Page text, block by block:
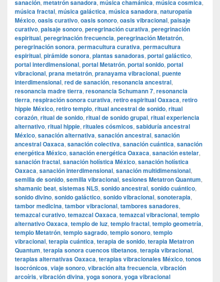
sanación, metatrón sanadora, música chamánica, música cosmica,
música fractal, música galáctica, música sanadora, naturopatía
México, oasis curativo, oasis sonoro, oasis vibracional, paisaje
curativo, paisaje sonoro, peregrinación curativa, peregrinación
espiritual, peregrinación frecuencia, peregrinación Metatrón,
peregrinación sonora, permacultura curativa, permacultura
espiritual, pirámide sonora, plantas sanadoras, portal galáctico,
portal interdimensional, portal Metatrón, portal sonido, portal
vibracional, prana metatrón, pranayama vibracional, puente
interdimensional, red de sanación, resonancia ancestral,
resonancia madre tierra, resonancia Schumann 7, resonancia
tierra, respiración sonora curativa, retiro espiritual Oaxaca, retiro
hippie México, retiro templo, ritual ancestral de sonido, ritual
corazón, ritual de sonido, ritual de sonido grupal, ritual experiencia
alternativo, ritual hippie, rituales cósmicos, sabiduría ancestral
México, sanación alternativa, sanación ancestral, sanación
ancestral Oaxaca, sanación colectiva, sanación cuántica, sanación
energética México, sanación energética Oaxaca, sanación estelar,
sanación fractal, sanación holística México, sanación holística
Oaxaca, sanación interdimensional, sanación multidimensional,
semilla de sonido, semilla vibracional, sesiones Metatron Quantum,
shamanic beat, sistemas NLS, sonido ancestral, sonido cuántico,
sonido divino, sonido galáctico, sonido vibracional, sonoterapia,
tambor medicina, tambor vibracional, tambores sanadores,
temazcal curativo, temazcal Oaxaca, temazcal vibracional, templo
alternativo Oaxaca, templo de luz, templo fractal, templo geometría,
templo Metatrón, templo sagrado, templo sonoro, templo
vibracional, terapia cuántica, terapia de sonido, terapia Metatron
Quantum, terapia sonora cuencos tibetanos, terapia vibracional,
terapias alternativas Oaxaca, terapias vibracionales México, tonos
isocrónicos, viaje sonoro, vibración alta frecuencia, vibración
arcoíris, vibración divina, yoga sonora, yoga vibracional